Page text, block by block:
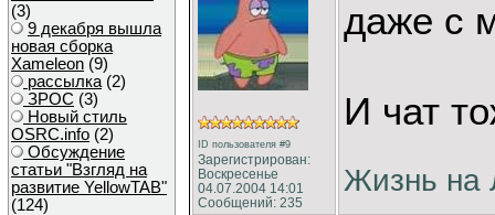
(3)
9 декабря вышла
новая сборка
Xameleon (9)
рассылка (2)
ЗРОС (3)
Новый стиль
OSRC.info (2)
Обсуждение
статьи "Взгляд на
развитие YellowTAB"
(124)
ID пользователя #9
Зарегистрирован:
Воскресенье
04.07.2004 14:01
Сообщений: 235
даже с
И чат
Жизнь на